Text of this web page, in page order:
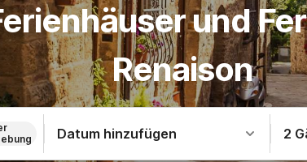
und
Renaison
Datum hinzufügen 2